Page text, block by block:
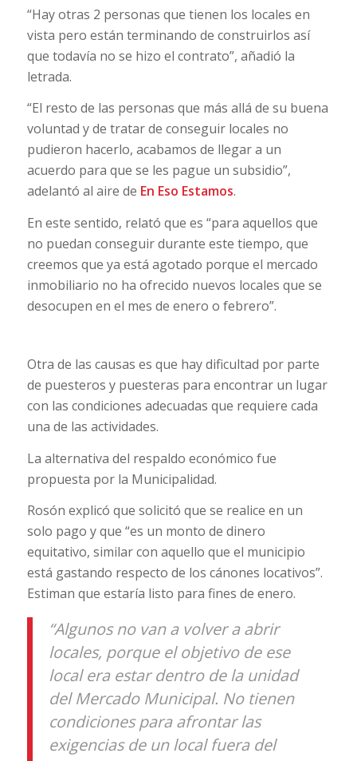
“Hay otras 2 personas que tienen los locales en
vista pero están terminando de construirlos así
que todavía no se hizo el contrato”, añadió la
letrada.
“El resto de las personas que más allá de su buena
voluntad y de tratar de conseguir locales no
pudieron hacerlo, acabamos de llegar a un
acuerdo para que se les pague un subsidio”,
adelantó al aire de En Eso Estamos.
En este sentido, relató que es “para aquellos que
no puedan conseguir durante este tiempo, que
creemos que ya está agotado porque el mercado
inmobiliario no ha ofrecido nuevos locales que se
desocupen en el mes de enero o febrero”.
Otra de las causas es que hay dificultad por parte
de puesteros y puesteras para encontrar un lugar
con las condiciones adecuadas que requiere cada
una de las actividades.
La alternativa del respaldo económico fue
propuesta por la Municipalidad.
Rosón explicó que solicitó que se realice en un
solo pago y que “es un monto de dinero
equitativo, similar con aquello que el municipio
está gastando respecto de los cánones locativos”.
Estiman que estaría listo para fines de enero.
“Algunos no van a volver a abrir
locales, porque el objetivo de ese
local era estar dentro de la unidad
del Mercado Municipal. No tienen
condiciones para afrontar las
exigencias de un local fuera del